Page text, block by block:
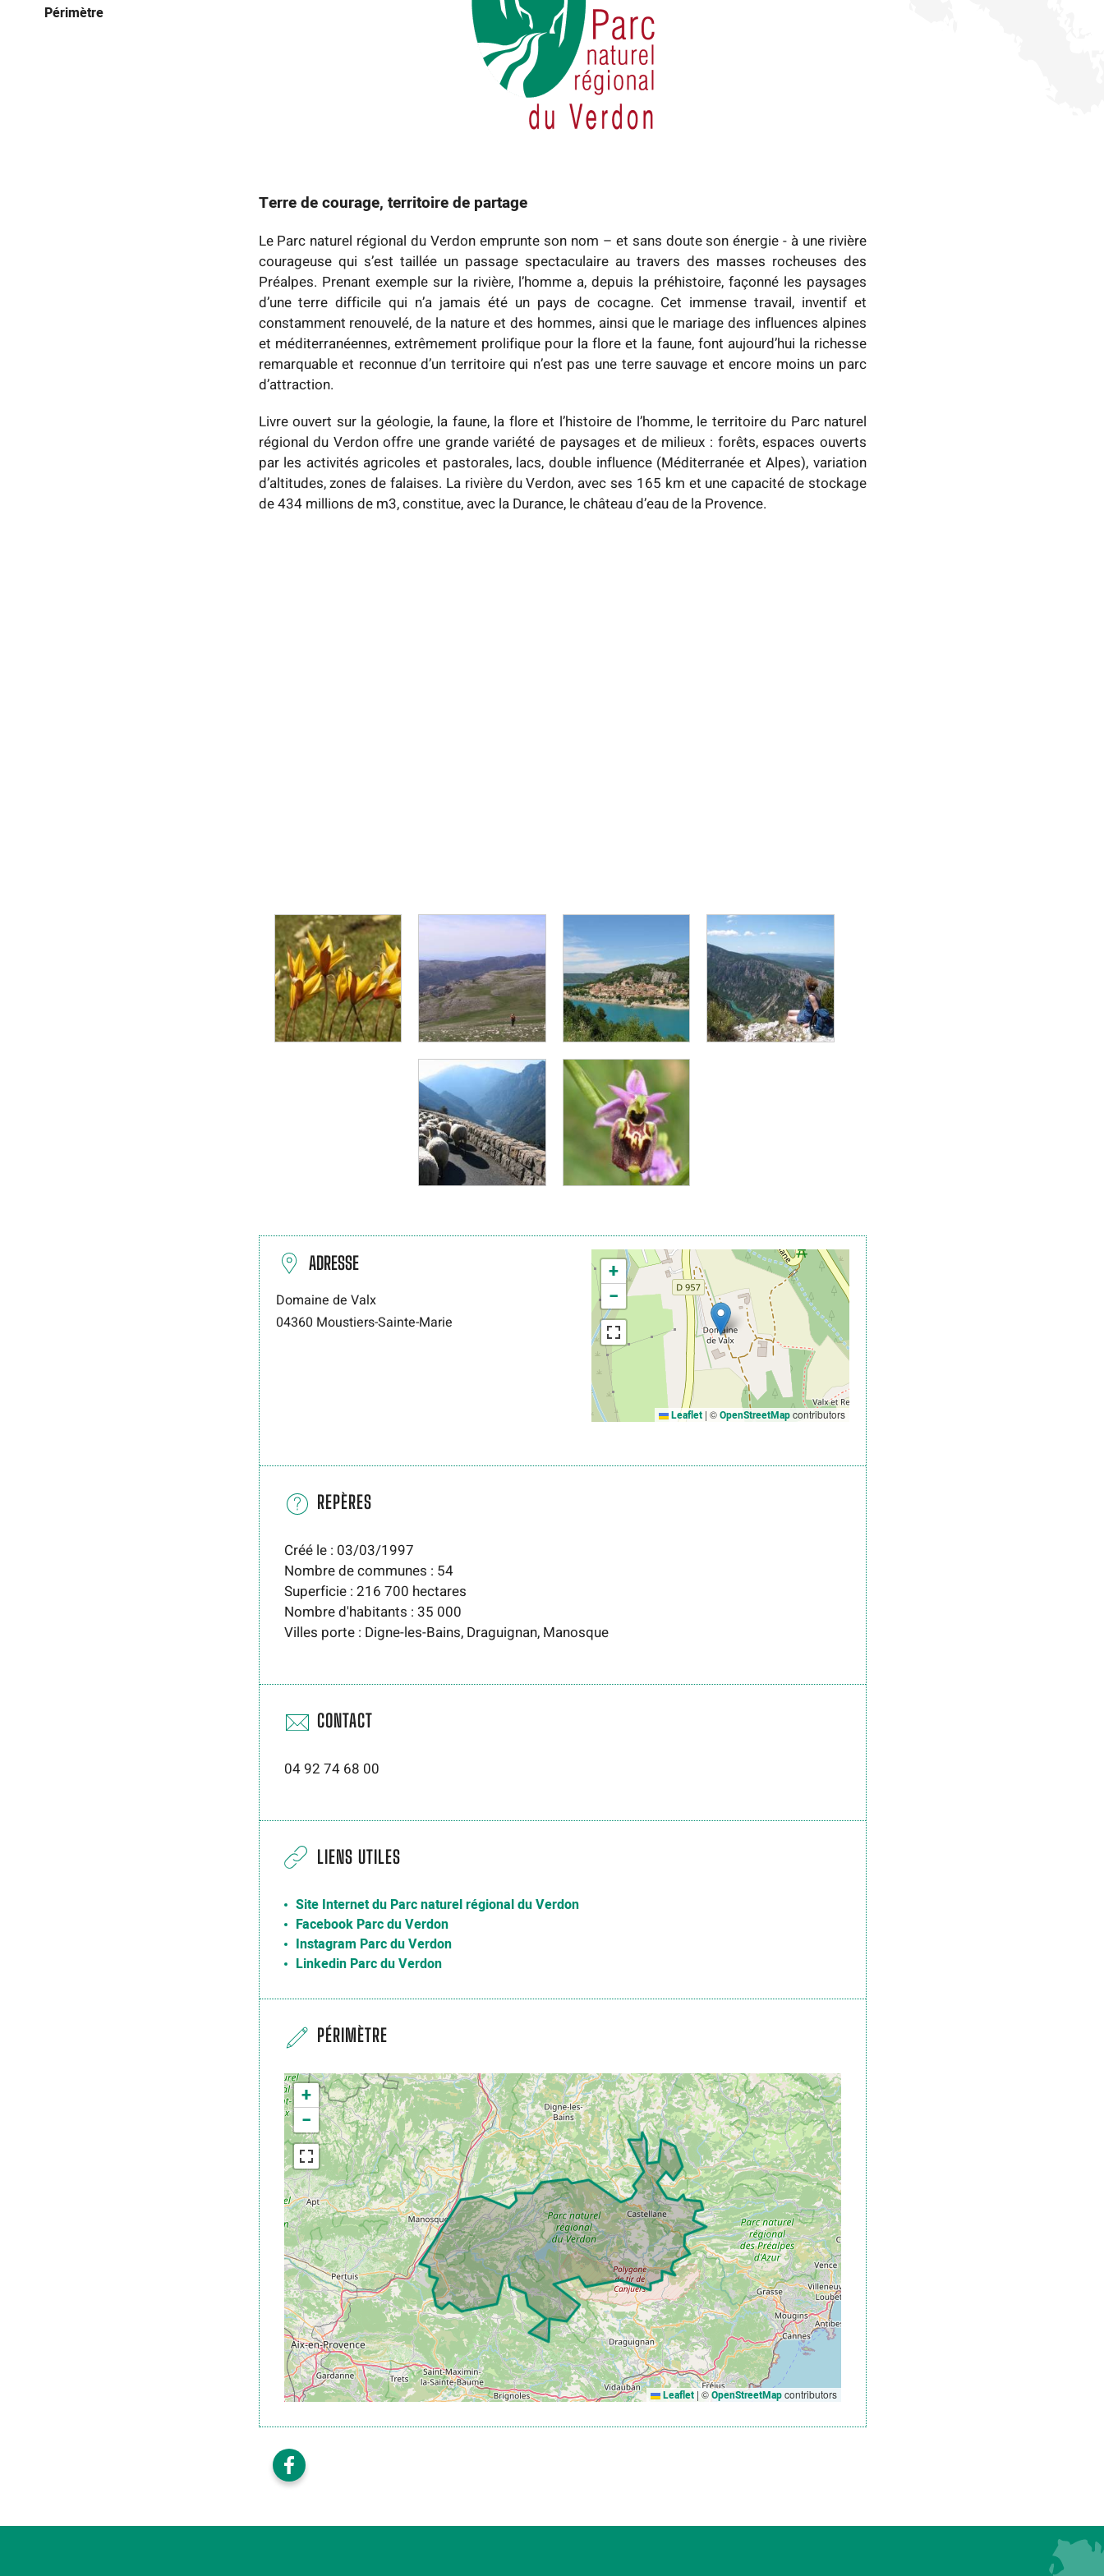
Périmètre
Terre de courage, territoire de partage
Le Parc naturel régional du Verdon emprunte son nom – et sans doute son énergie - à une rivière
courageuse qui s’est taillée un passage spectaculaire au travers des masses rocheuses des
Préalpes. Prenant exemple sur la rivière, l’homme a, depuis la préhistoire, façonné les paysages
d’une terre difficile qui n’a jamais été un pays de cocagne. Cet immense travail, inventif et
constamment renouvelé, de la nature et des hommes, ainsi que le mariage des influences alpines
et méditerranéennes, extrêmement prolifique pour la flore et la faune, font aujourd’hui la richesse
remarquable et reconnue d’un territoire qui n’est pas une terre sauvage et encore moins un parc
d’attraction.
Livre ouvert sur la géologie, la faune, la flore et l’histoire de l’homme, le territoire du Parc naturel
régional du Verdon offre une grande variété de paysages et de milieux : forêts, espaces ouverts
par les activités agricoles et pastorales, lacs, double influence (Méditerranée et Alpes), variation
d’altitudes, zones de falaises. La rivière du Verdon, avec ses 165 km et une capacité de stockage
de 434 millions de m3, constitue, avec la Durance, le château d’eau de la Provence.
ADRESSE
Domaine de Valx
04360 Moustiers-Sainte-Marie
+
−
Leaflet | ©OpenStreetMapcontributors
REPÈRES
Créé le : 03/03/1997
Nombre de communes : 54
Superficie : 216 700 hectares
Nombre d'habitants : 35 000
Villes porte : Digne-les-Bains, Draguignan, Manosque
CONTACT
04 92 74 68 00
LIENS UTILES
Site Internet du Parc naturel régional du Verdon
Facebook Parc du Verdon
Instagram Parc du Verdon
Linkedin Parc du Verdon
PÉRIMÈTRE
+
−
Leaflet | ©OpenStreetMapcontributors